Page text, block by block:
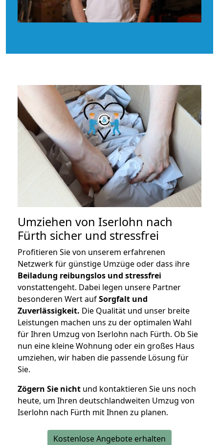
Umziehen von Iserlohn nach
Fürth sicher und stressfrei
Profitieren Sie von unserem erfahrenen
Netzwerk für günstige Umzüge oder dass ihre
Beiladung reibungslos und stressfrei
vonstattengeht. Dabei legen unsere Partner
besonderen Wert aufSorgfalt und
Zuverlässigkeit. Die Qualität und unser breite
Leistungen machen uns zu der optimalen Wahl
für Ihren Umzug von Iserlohn nach Fürth. Ob Sie
nun eine kleine Wohnung oder ein großes Haus
umziehen, wir haben die passende Lösung für
Sie.
Zögern Sie nicht und kontaktieren Sie uns noch
heute, um Ihren deutschlandweiten Umzug von
Iserlohn nach Fürth mit Ihnen zu planen.
Kostenlose Angebote erhalten